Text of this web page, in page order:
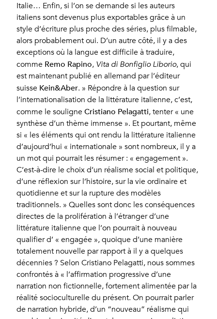
Italie… Enfin, si l’on se demande si les auteurs
italiens sont devenus plus exportables grâce à un
style d’écriture plus proche des séries, plus filmable,
alors probablement oui. D’un autre côté, il y a des
exceptions où la langue est difficile à traduire,
comme Remo Rapino, Vita di Bonfiglio Liborio, qui
est maintenant publié en allemand par l’éditeur
suisse Kein&Aber. » Répondre à la question sur
l’internationalisation de la littérature italienne, c’est,
comme le souligneCristiano Pelagatti, tenter « une
synthèse d’un thème immense ». Et pourtant, même
si « les éléments qui ont rendu la littérature italienne
d’aujourd’hui « internationale » sont nombreux, il y a
un mot qui pourrait les résumer : « engagement ».
C’est-à-dire le choix d’un réalisme social et politique,
d’une réflexion sur l’histoire, sur la vie ordinaire et
quotidienne et sur la rupture des modèles
traditionnels. » Quelles sont donc les conséquences
directes de la prolifération à l’étranger d’une
littérature italienne que l’on pourrait à nouveau
qualifier d’ « engagée », quoique d’une manière
totalement nouvelle par rapport à il y a quelques
décennies ? Selon Cristiano Pelagatti, nous sommes
confrontés à « l’affirmation progressive d’une
narration non fictionnelle, fortement alimentée par la
réalité socioculturelle du présent. On pourrait parler
de narration hybride, d’un “nouveau” réalisme qui